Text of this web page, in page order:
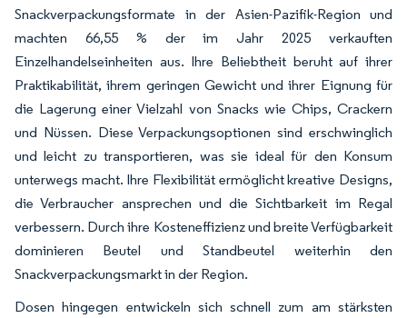
Snackverpackungsformate in der Asien-Pazifik-Region und
machten 66,55 % der im Jahr 2025 verkauften
Einzelhandelseinheiten aus. Ihre Beliebtheit beruht auf ihrer
Praktikabilität, ihrem geringen Gewicht und ihrer Eignung für
die Lagerung einer Vielzahl von Snacks wie Chips, Crackern
und Nüssen. Diese Verpackungsoptionen sind erschwinglich
und leicht zu transportieren, was sie ideal für den Konsum
unterwegs macht. Ihre Flexibilität ermöglicht kreative Designs,
die Verbraucher ansprechen und die Sichtbarkeit im Regal
verbessern. Durch ihre Kosteneffizienz und breite Verfügbarkeit
dominieren Beutel und Standbeutel weiterhin den
Snackverpackungsmarkt in der Region.
Dosen hingegen entwickeln sich schnell zum am stärksten